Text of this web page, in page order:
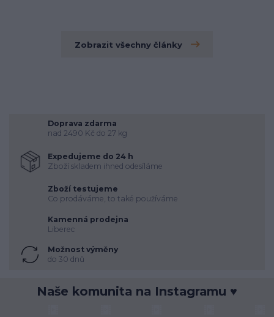
Zobrazit všechny články
Doprava zdarma
nad 2490 Kč do 27 kg
Expedujeme do 24 h
Zboží skladem ihned odesíláme
Zboží testujeme
Co prodáváme, to také používáme
Kamenná prodejna
Liberec
Možnost výměny
do 30 dnů
Naše komunita na Instagramu ♥